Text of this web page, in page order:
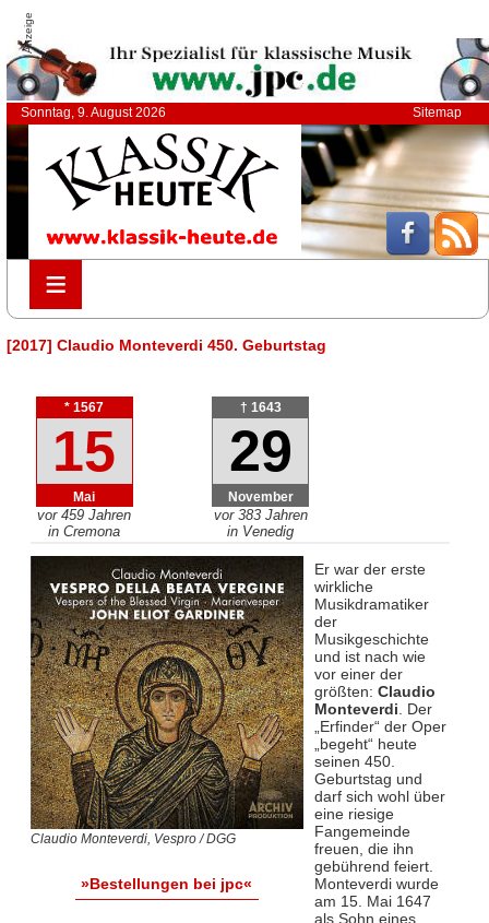
Anzeige
Sonntag, 9. August 2026 Sitemap
≡
≡
[2017] Claudio Monteverdi 450. Geburtstag
* 1567
15
Mai
vor 459 Jahren
in Cremona
† 1643
29
November
vor 383 Jahren
in Venedig
Claudio Monteverdi, Vespro / DGG
»Bestellungen bei jpc«
Er war der erste
wirkliche
Musikdramatiker
der
Musikgeschichte
und ist nach wie
vor einer der
größten: Claudio
Monteverdi . Der
„Erfinder“ der Oper
„begeht“ heute
seinen 450.
Geburtstag und
darf sich wohl über
eine riesige
Fangemeinde
freuen, die ihn
gebührend feiert.
Monteverdi wurde
am 15. Mai 1647
als Sohn eines